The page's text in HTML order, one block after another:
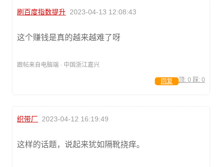
刷百度指数提升 2023-04-13 12:08:43
这个赚钱是真的越来越难了呀
跟帖来自电脑端 · 中国浙江嘉兴
顶: 0 踩: 0
回复
织带厂 2023-04-12 16:19:49
这样的话题，说起来犹如隔靴挠痒。